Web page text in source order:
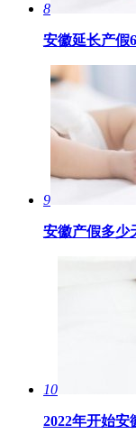
8
安徽延长产假
9
安徽产假多少
10
2022年开始安